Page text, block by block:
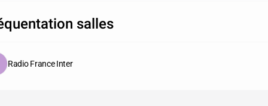
salles
Radio France Inter